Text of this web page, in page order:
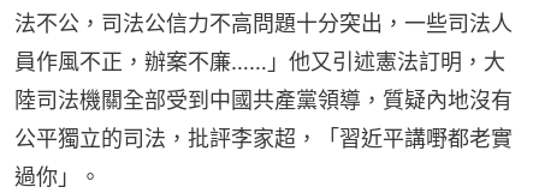
法不公，司法公信力不高問題十分突出，一些司法人
員作風不正，辦案不廉……」他又引述憲法訂明，大
陸司法機關全部受到中國共產黨領導，質疑內地沒有
公平獨立的司法，批評李家超，「習近平講嘢都老實
過你」。